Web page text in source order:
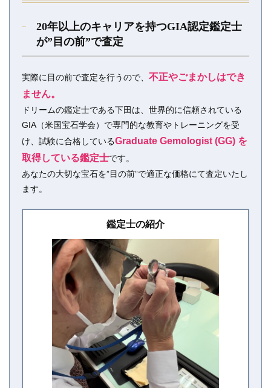
20年以上のキャリアを持つGIA認定鑑定士
が”目の前”で査定
実際に目の前で査定を行うので、 不正やごまかしはでき
ません。
ドリームの鑑定士である下田は、世界的に信頼されている
GIA（米国宝石学会）で専門的な教育やトレーニングを受
け、試験に合格しているGraduate Gemologist (GG) を
取得している鑑定士です。
あなたの大切な宝石を”目の前”で適正な価格にて査定いたし
ます。
鑑定士の紹介